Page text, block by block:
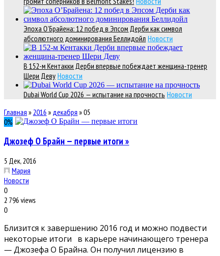
Эпоха О’Брайена: 12 побед в Эпсом Дерби как символ
абсолютного доминирования Беллидойл Новости
В 152-м Кентакки Дерби впервые побеждает женщина-тренер
Шери Деву Новости
Dubai World Cup 2026 — испытание на прочность Новости
Главная » 2016 » декабря »05
0%
Джозеф О Брайн — первые итоги »
5 Дек, 2016
Мария
Новости
0
2 796 views
0
Близится к завершению 2016 год и можно подвести
некоторые итоги в карьере начинающего тренера
— Джозефа О Брайна. Он получил лицензию в